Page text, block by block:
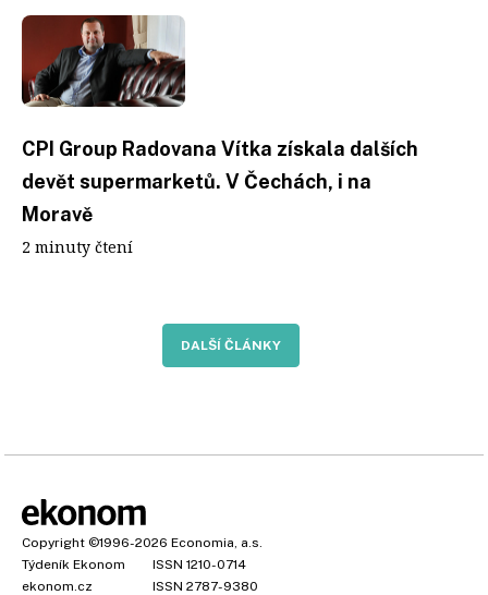
CPI Group Radovana Vítka získala dalších
devět supermarketů. V Čechách, i na
Moravě
2 minuty čtení
DALŠÍ ČLÁNKY
Copyright ©1996-2026 Economia, a.s.
Týdeník Ekonom
ISSN 1210-0714
ekonom.cz
ISSN 2787-9380